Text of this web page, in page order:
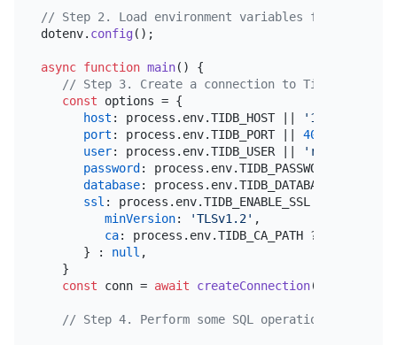
// Step 2. Load environment variables from .env
dotenv. config();
async function main( ) {
// Step 3. Create a connection to TiDB.
const options = {
host : process. env.TIDB_HOST || '127.0.0.1'
port : process. env.TIDB_PORT || 4000
user: process. env.TIDB_USER || 'root'
password : process. env.TIDB_PASSWORD
database: process. env.TIDB_DATABASE
ssl : process. env.TIDB_ENABLE_SSL ===
minVersion: 'TLSv1.2' ,
ca: process. env.TIDB_CA_PATH ? fs.
      } :
null ,
   }
const conn = await createConnection(options);
// Step 4. Perform some SQL operations...